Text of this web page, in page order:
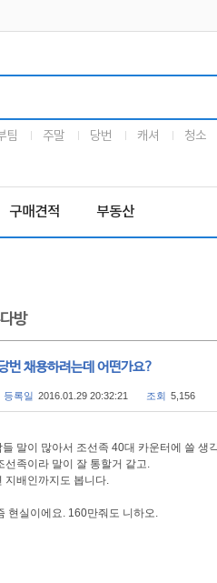
팀 주말 당번 캐셔 청소
구매견적 부동산
방
번 채용하려는데 어떤가요?
등록일 2016.01.29 20:32:21 조회 5,156
들 말이 많아서 조선족 40대 카운터에 쓸 생
선족이라 말이 잘 통할거 같고.
지배인까지도 봅니다.
현실이에요. 160만줘도 니하오.